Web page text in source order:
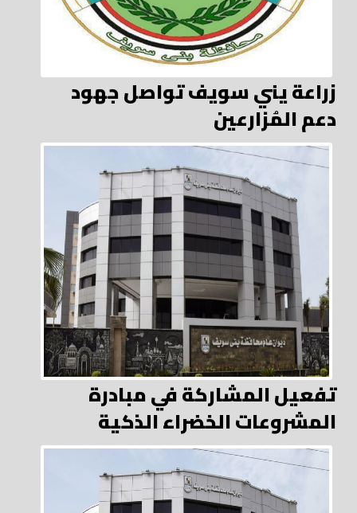
زراعة يني سويف تواصل جهود
دعم المُزارعين
تفعيل المشاركة في مبادرة
المشروعات الخضراء الذكية